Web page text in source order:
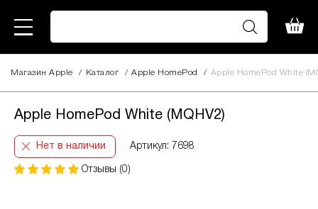
Магазин Apple / Каталог / Apple HomePod / Apple HomePod White
Apple HomePod White (MQHV2)
Нет в наличии Артикул: 7698
Отзывы (0)